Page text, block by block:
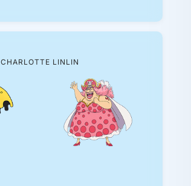
CHARLOTTE LINLIN